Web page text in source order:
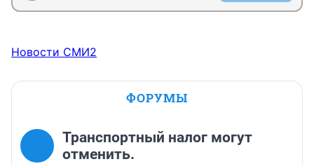
Новости СМИ2
ФОРУМЫ
Транспортный налог могут
отменить.